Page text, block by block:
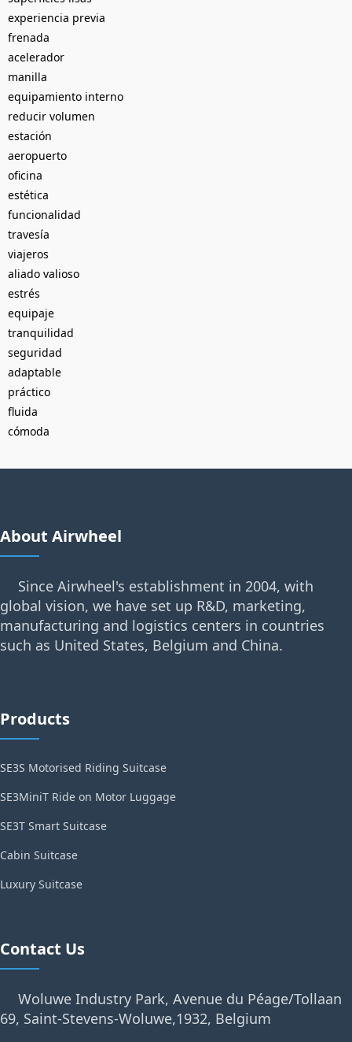
experiencia previa
frenada
acelerador
manilla
equipamiento interno
reducir volumen
estación
aeropuerto
oficina
estética
funcionalidad
travesía
viajeros
aliado valioso
estrés
equipaje
tranquilidad
seguridad
adaptable
práctico
fluida
cómoda
About Airwheel
Since Airwheel's establishment in 2004, with
global vision, we have set up R&D, marketing,
manufacturing and logistics centers in countries
such as United States, Belgium and China.
Products
SE3S Motorised Riding Suitcase
SE3MiniT Ride on Motor Luggage
SE3T Smart Suitcase
Cabin Suitcase
Luxury Suitcase
Contact Us
Woluwe Industry Park, Avenue du Péage/Tollaan
69, Saint-Stevens-Woluwe,1932, Belgium